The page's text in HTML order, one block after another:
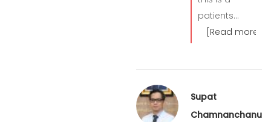
patients…
[Read more]
Supat
Chamnanchanunt